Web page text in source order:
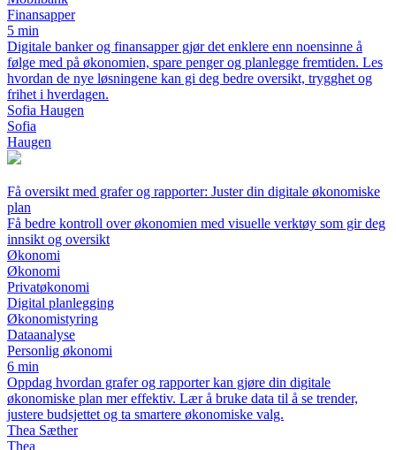
Finansapper
5 min
Digitale banker og finansapper gjør det enklere enn noensinne å
følge med på økonomien, spare penger og planlegge fremtiden. Les
hvordan de nye løsningene kan gi deg bedre oversikt, trygghet og
frihet i hverdagen.
Sofia Haugen
Sofia
Haugen
Få oversikt med grafer og rapporter: Juster din digitale økonomiske
plan
Få bedre kontroll over økonomien med visuelle verktøy som gir deg
innsikt og oversikt
Økonomi
Økonomi
Privatøkonomi
Digital planlegging
Økonomistyring
Dataanalyse
Personlig økonomi
6 min
Oppdag hvordan grafer og rapporter kan gjøre din digitale
økonomiske plan mer effektiv. Lær å bruke data til å se trender,
justere budsjettet og ta smartere økonomiske valg.
Thea Sæther
Thea